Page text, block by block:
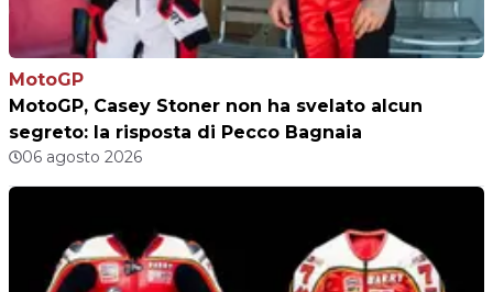
MotoGP
MotoGP, Casey Stoner non ha svelato alcun
segreto: la risposta di Pecco Bagnaia
06 agosto 2026